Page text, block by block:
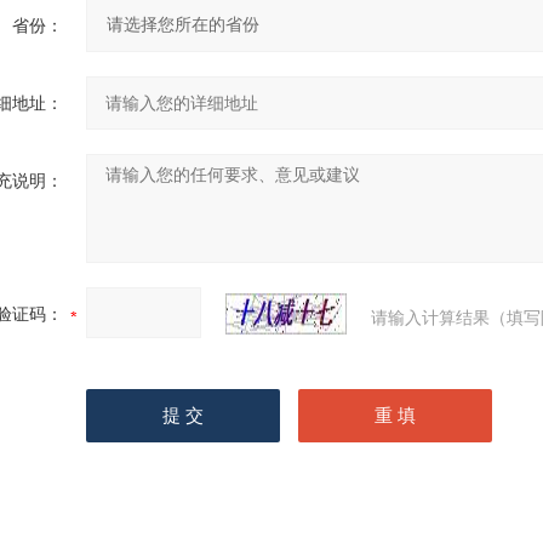
省份：
地址：
说明：
证码： 请输入计算结果（填